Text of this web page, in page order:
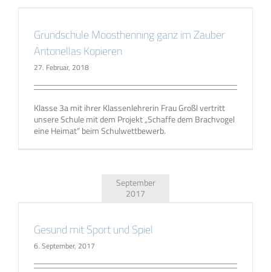
Grundschule Moosthenning ganz im Zauber
Antonellas Kopieren
27. Februar, 2018
Klasse 3a mit ihrer Klassenlehrerin Frau Großl vertritt
unsere Schule mit dem Projekt „Schaffe dem Brachvogel
eine Heimat“ beim Schulwettbewerb.
September
2017
Gesund mit Sport und Spiel
6. September, 2017